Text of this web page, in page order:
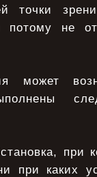
точки
не
может
при каких